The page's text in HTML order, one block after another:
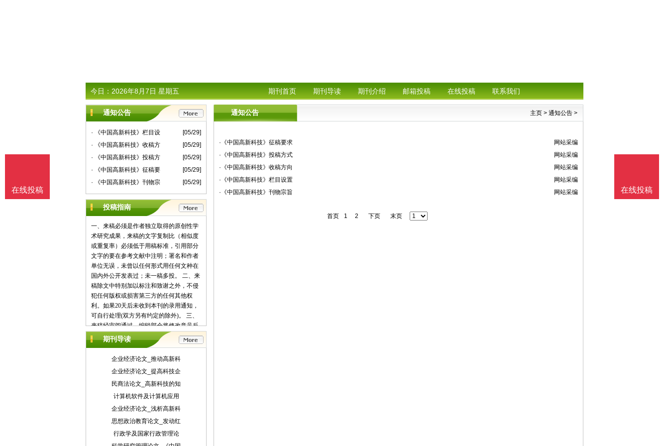
今日： 2026年8月7日 星期五 期刊首页 期刊导读 期刊介绍 邮箱投稿 在线投稿 联系我们
通知公告
· 《中国高新科技》栏目设
[05/29]
· 《中国高新科技》收稿方
[05/29]
· 《中国高新科技》投稿方
[05/29]
· 《中国高新科技》征稿要
[05/29]
· 《中国高新科技》刊物宗
[05/29]
投稿指南
一、来稿必须是作者独立取得的原创性学
术研究成果，来稿的文字复制比（相似度
或重复率）必须低于用稿标准，引用部分
文字的要在参考文献中注明；署名和作者
单位无误，未曾以任何形式用任何文种在
国内外公开发表过；未一稿多投。 二、来
稿除文中特别加以标注和致谢之外，不侵
犯任何版权或损害第三方的任何其他权
利。如果20天后未收到本刊的录用通知，
可自行处理(双方另有约定的除外)。 三、
来稿经审阅通过，编辑部会将修改意见反
馈给您，您应在收到通知7天内提交修改
稿。作者享有引用和复制该文的权利及著
作权法的其它权利。 四、一般来说，4500
文章，不能说清问题，很难保证学术质
量，本刊恕不受理。 五、论文格式及要
素：标题、作者、工作单位全称(院系处
室)、摘要、关键词、正文、注释、参考文
查看参考文献格式示例)、作者简介(100字
内)、联系方式(通信地址、邮编、电话、
期刊导读
企业经济论文_推动高新科
企业经济论文_提高科技企
民商法论文_高新科技的知
计算机软件及计算机应用
企业经济论文_浅析高新科
思想政治教育论文_发动红
行政学及国家行政管理论
通知公告 主页 > 通知公告 >
·《中国高新科技》征稿要求
网站采编
·《中国高新科技》投稿方式
网站采编
·《中国高新科技》收稿方向
网站采编
·《中国高新科技》栏目设置
网站采编
·《中国高新科技》刊物宗旨
网站采编
首页 1 2 下页 末页
在线投稿
在线投稿